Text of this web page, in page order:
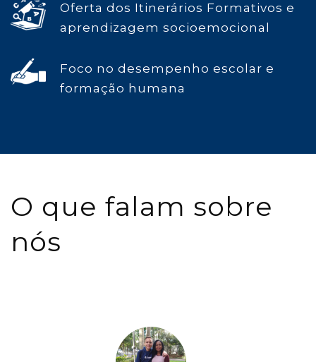
Oferta dos Itinerários Formativos e
aprendizagem socioemocional
Foco no desempenho escolar e
formação humana
O que falam sobre
nós